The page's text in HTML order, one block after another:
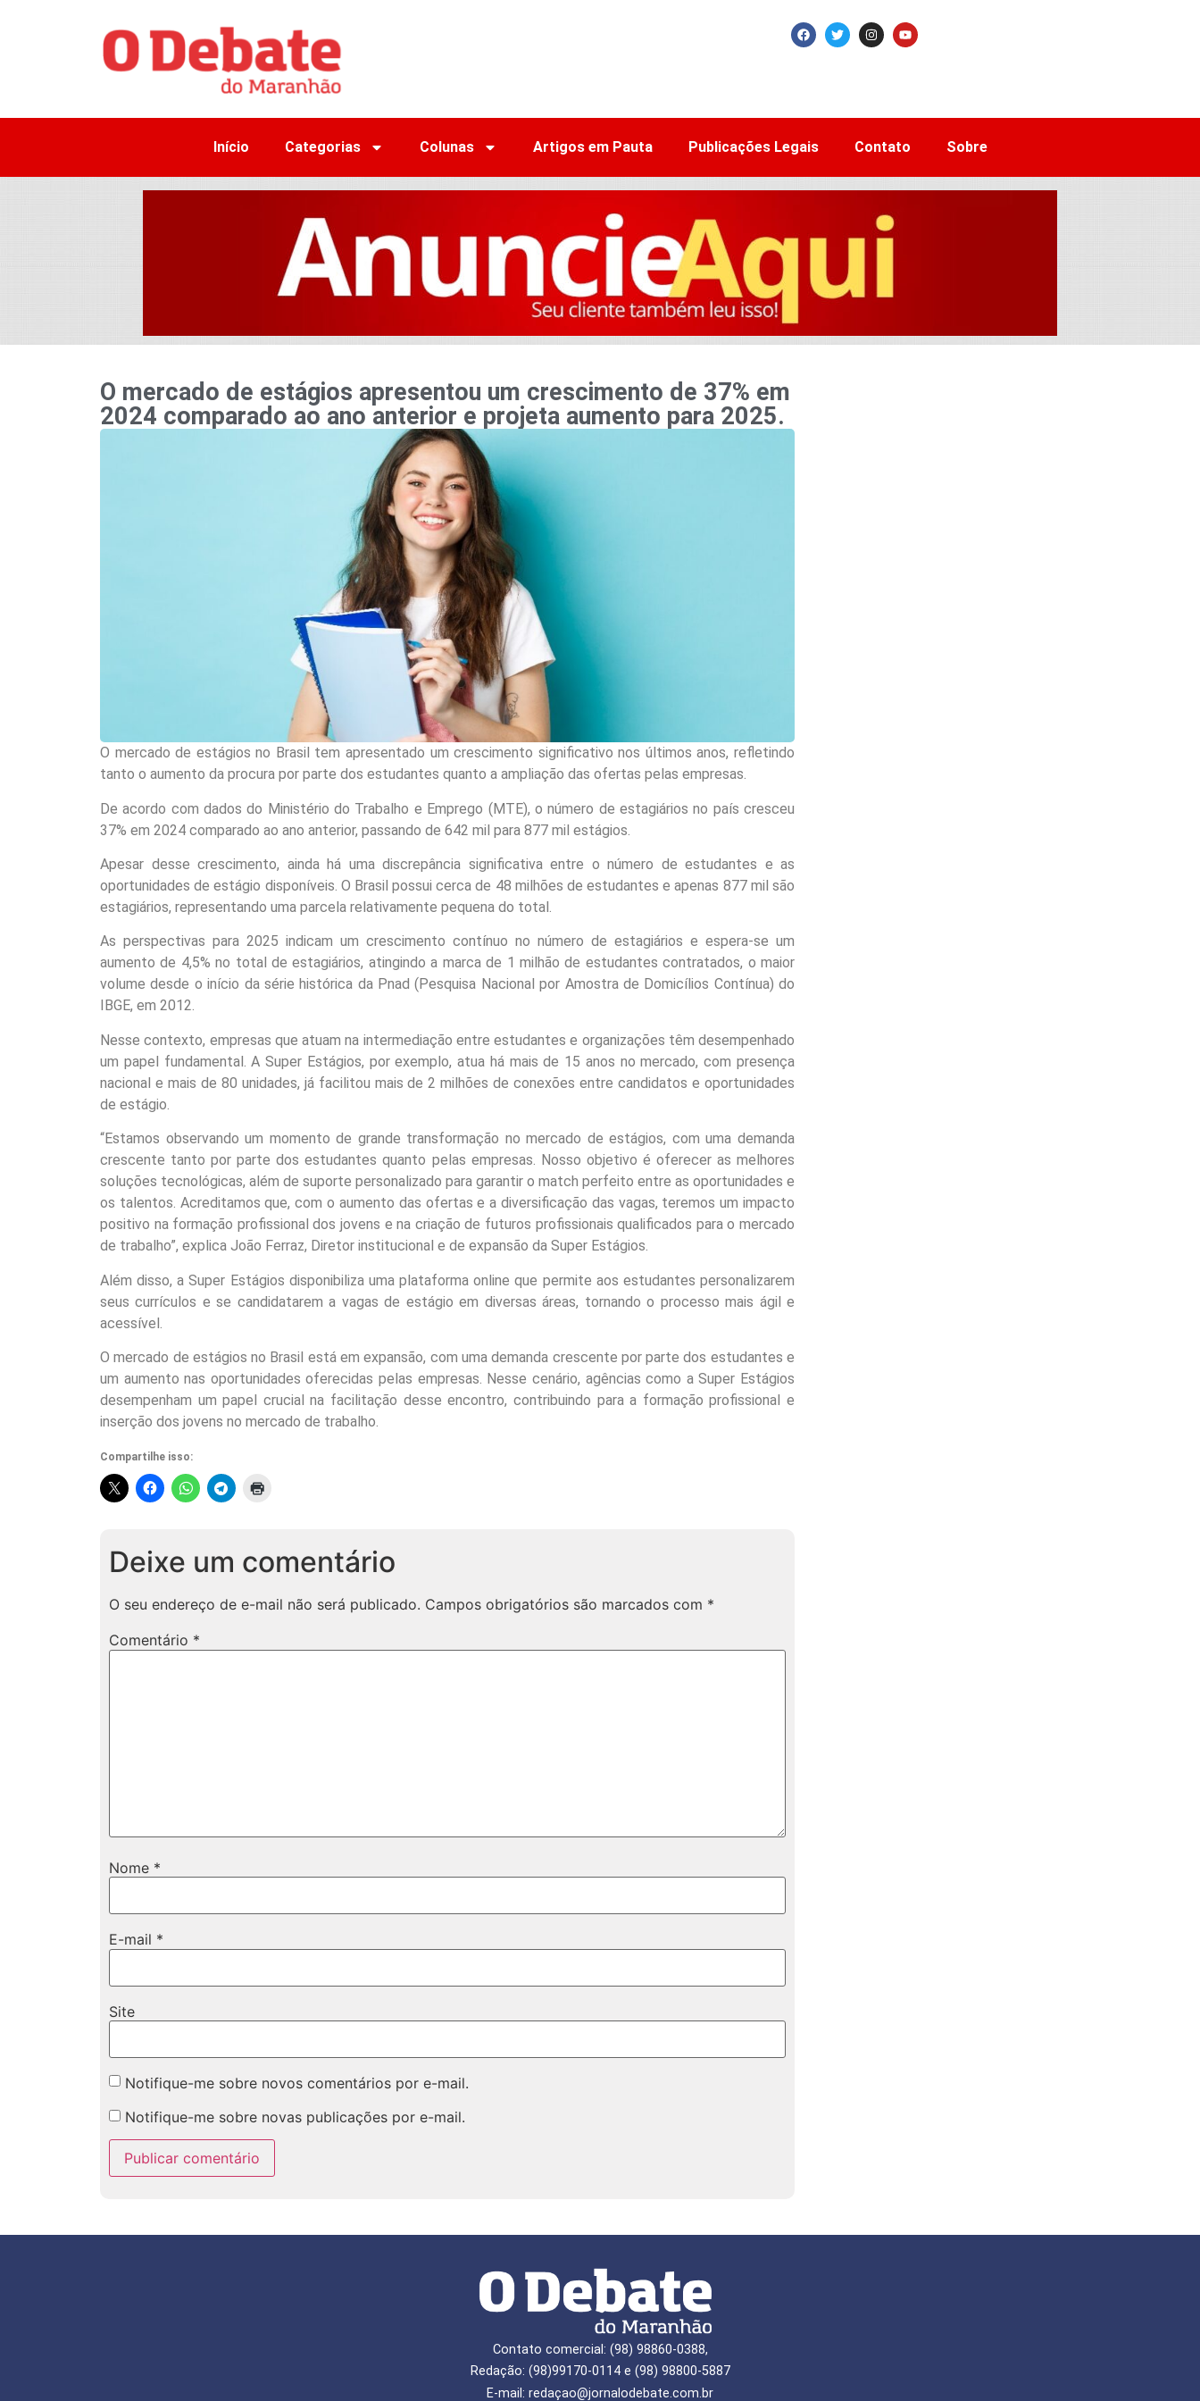
Início Categorias Colunas Artigos em Pauta Publicações Legais Contato Sobre
O mercado de estágios apresentou um crescimento de 37% em
2024 comparado ao ano anterior e projeta aumento para 2025.
O mercado de estágios no Brasil tem apresentado um crescimento significativo nos últimos anos, refletindo
tanto o aumento da procura por parte dos estudantes quanto a ampliação das ofertas pelas empresas.
De acordo com dados do Ministério do Trabalho e Emprego (MTE), o número de estagiários no país cresceu
37% em 2024 comparado ao ano anterior, passando de 642 mil para 877 mil estágios.
Apesar desse crescimento, ainda há uma discrepância significativa entre o número de estudantes e as
oportunidades de estágio disponíveis. O Brasil possui cerca de 48 milhões de estudantes e apenas 877 mil são
estagiários, representando uma parcela relativamente pequena do total.
As perspectivas para 2025 indicam um crescimento contínuo no número de estagiários e espera-se um
aumento de 4,5% no total de estagiários, atingindo a marca de 1 milhão de estudantes contratados, o maior
volume desde o início da série histórica da Pnad (Pesquisa Nacional por Amostra de Domicílios Contínua) do
IBGE, em 2012.
Nesse contexto, empresas que atuam na intermediação entre estudantes e organizações têm desempenhado
um papel fundamental. A Super Estágios, por exemplo, atua há mais de 15 anos no mercado, com presença
nacional e mais de 80 unidades, já facilitou mais de 2 milhões de conexões entre candidatos e oportunidades
de estágio.
“Estamos observando um momento de grande transformação no mercado de estágios, com uma demanda
crescente tanto por parte dos estudantes quanto pelas empresas. Nosso objetivo é oferecer as melhores
soluções tecnológicas, além de suporte personalizado para garantir o match perfeito entre as oportunidades e
os talentos. Acreditamos que, com o aumento das ofertas e a diversificação das vagas, teremos um impacto
positivo na formação profissional dos jovens e na criação de futuros profissionais qualificados para o mercado
de trabalho”, explica João Ferraz, Diretor institucional e de expansão da Super Estágios.
Além disso, a Super Estágios disponibiliza uma plataforma online que permite aos estudantes personalizarem
seus currículos e se candidatarem a vagas de estágio em diversas áreas, tornando o processo mais ágil e
acessível.
O mercado de estágios no Brasil está em expansão, com uma demanda crescente por parte dos estudantes e
um aumento nas oportunidades oferecidas pelas empresas. Nesse cenário, agências como a Super Estágios
desempenham um papel crucial na facilitação desse encontro, contribuindo para a formação profissional e
inserção dos jovens no mercado de trabalho.
Compartilhe isso:
Deixe um comentário
O seu endereço de e-mail não será publicado. Campos obrigatórios são marcados com *
Comentário *
Nome *
E-mail *
Site
Notifique-me sobre novos comentários por e-mail.
Notifique-me sobre novas publicações por e-mail.
Contato comercial: (98) 98860-0388,
Redação: (98)99170-0114 e (98) 98800-5887
E-mail: redaçao@jornalodebate.com.br